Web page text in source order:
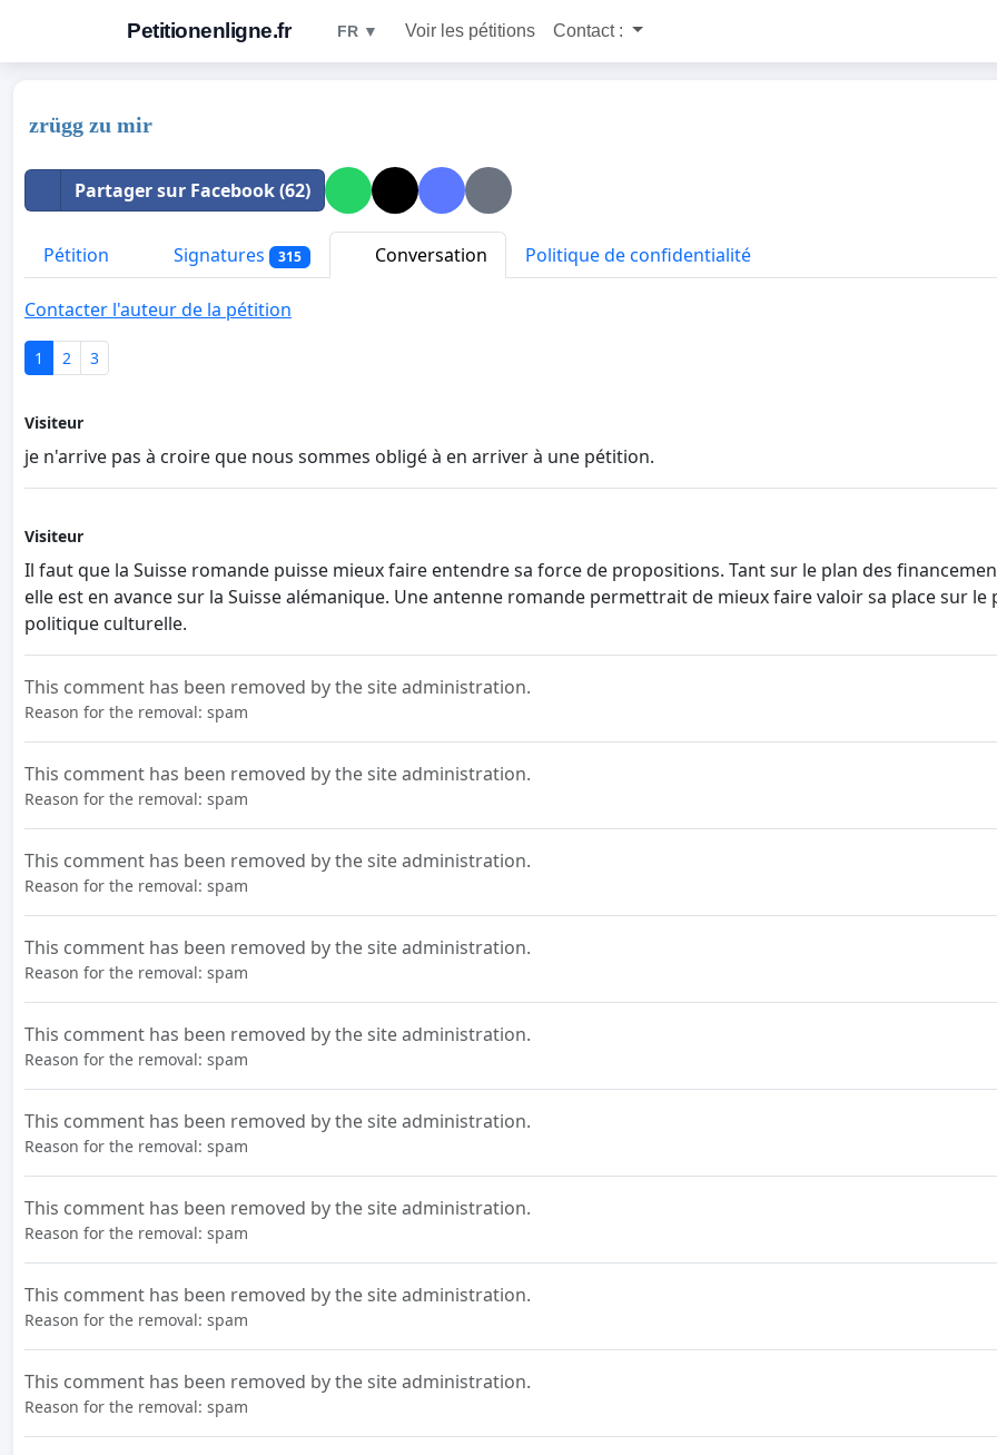
Petitionenligne.fr FR ▼ Voir les pétitions Contact :
zrügg zu mir
Partager sur Facebook (62)
Pétition Signatures 315 Conversation Politique de confidentialité
Contacter l'auteur de la pétition
1 2 3
Visiteur
je n'arrive pas à croire que nous sommes obligé à en arriver à une pétition.
Visiteur
Il faut que la Suisse romande puisse mieux faire entendre sa force de propositions. Tant sur le plan des
elle est en avance sur la Suisse alémanique. Une antenne romande permettrait de mieux faire valoir sa place sur
politique culturelle.
This comment has been removed by the site administration.
Reason for the removal: spam
This comment has been removed by the site administration.
Reason for the removal: spam
This comment has been removed by the site administration.
Reason for the removal: spam
This comment has been removed by the site administration.
Reason for the removal: spam
This comment has been removed by the site administration.
Reason for the removal: spam
This comment has been removed by the site administration.
Reason for the removal: spam
This comment has been removed by the site administration.
Reason for the removal: spam
This comment has been removed by the site administration.
Reason for the removal: spam
This comment has been removed by the site administration.
Reason for the removal: spam